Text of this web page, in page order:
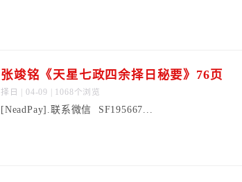
张竣铭《天星七政四余择日秘要》76页
择日 | 04-09 | 1068个浏览
[NeadPay].联系微信 SF195667...